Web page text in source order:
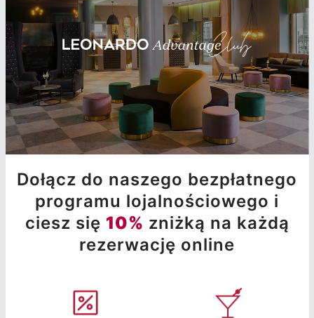
Dołącz do naszego bezpłatnego
programu lojalnościowego i
ciesz się 10% zniżką na każdą
rezerwację online